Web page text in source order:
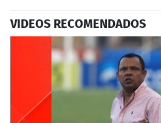
VIDEOS RECOMENDADOS